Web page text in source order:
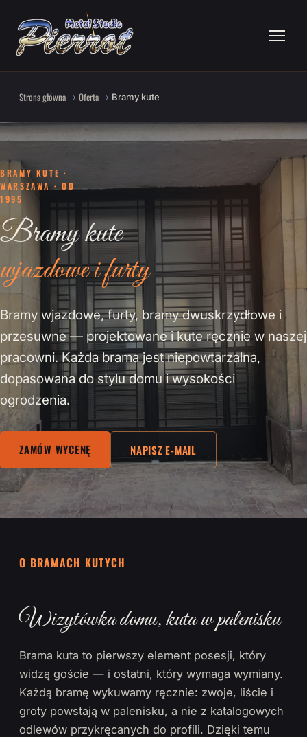
Strona główna Oferta Bramy kute
BRAMY KUTE ·
WARSZAWA · OD
1995
Bramy kute
wjazdowe i furty
Bramy wjazdowe, furty, bramy dwuskrzydłowe i
przesuwne — projektowane i kute ręcznie w naszej
pracowni. Każda brama jest niepowtarzalna,
dopasowana do stylu domu i wysokości
ogrodzenia.
ZAMÓW WYCENĘ NAPISZ E-MAIL
O BRAMACH KUTYCH
Wizytówka domu, kuta w palenisku
Brama kuta to pierwszy element posesji, który
widzą goście — i ostatni, który wymaga wymiany.
Każdą bramę wykuwamy ręcznie: zwoje, liście i
groty powstają w palenisku, a nie z katalogowych
odlewów przykręcanych do profili. Dzięki temu